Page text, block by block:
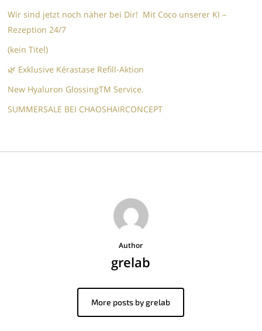
Wir sind jetzt noch näher bei Dir! Mit Coco unserer KI –
Rezeption 24/7
(kein Titel)
🌿 Exklusive Kérastase Refill-Aktion
New Hyaluron GlossingTM​ Service.​
SUMMERSALE BEI CHAOSHAIRCONCEPT
Author
grelab
More posts by grelab